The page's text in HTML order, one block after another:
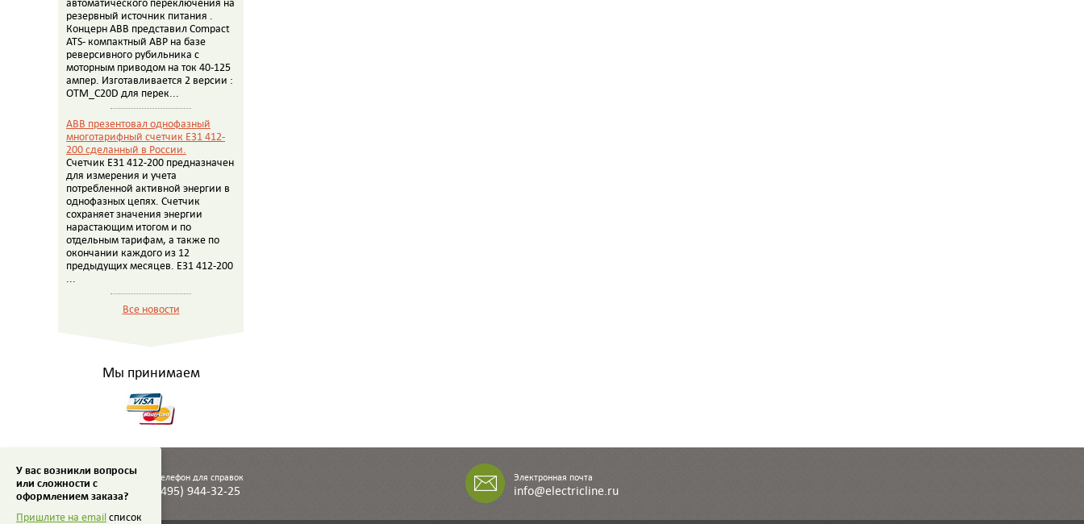
резервный источник питания .
Концерн АВВ представил Compact
ATS- компактный АВР на базе
реверсивного рубильника с
моторным приводом на ток 40-125
ампер. Изготавливается 2 версии :
OTM_C20D для перек...
ABB презентовал однофазный
многотарифный счетчик E31 412-
200 сделанный в России.
Счетчик E31 412-200 предназначен
для измерения и учета
потребленной активной энергии в
однофазных цепях. Счетчик
сохраняет значения энергии
нарастающим итогом и по
отдельным тарифам, а также по
окончании каждого из 12
предыдущих месяцев. E31 412-200
...
Все новости
Мы принимаем
Телефон для справок
(495) 944-32-25
Электронная почта
info@electricline.ru
У вас возникли вопросы
или сложности с
оформлением заказа?
Пришлите на emailсписок